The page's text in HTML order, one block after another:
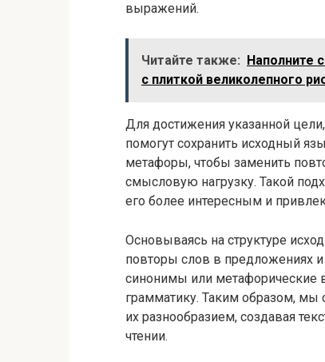
выражений.
Читайте также: Наполните
с плиткой великолепного
Для достижения указанной
помогут сохранить исходный
метафоры, чтобы заменить
смысловую нагрузку. Такой
его более интересным и
Основываясь на структуре
повторы слов в предложениях
синонимы или метафорические
грамматику. Таким образом,
их разнообразием, создавая
чтении.